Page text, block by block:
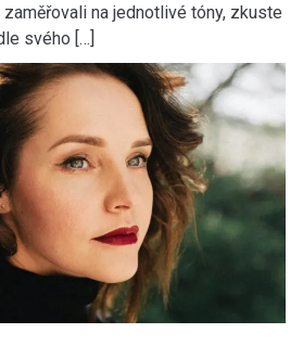
na jednotlivé tóny, zkuste
svého […]